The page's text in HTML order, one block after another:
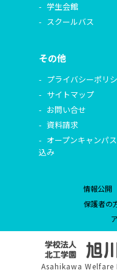
学生会館
スクールバス
その他
プライバシーポリ
サイトマップ
お問い合せ
資料請求
オープンキャンパ
込み
情報公開
保護者の
Asahikawa